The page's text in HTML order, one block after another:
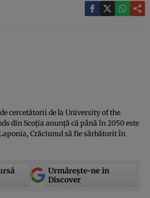
cercetătorii de la University of the
din Scoţia anunţă că până în 2050 este
Crăciunul să fie sărbătorit în
Urmărește-ne in
Discover